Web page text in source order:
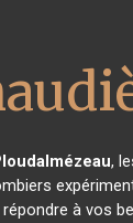
,
à vos